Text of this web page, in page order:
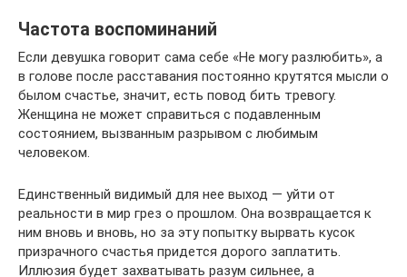
Частота воспоминаний
Если девушка говорит сама себе «Не могу разлюбить», а
в голове после расставания постоянно крутятся мысли о
былом счастье, значит, есть повод бить тревогу.
Женщина не может справиться с подавленным
состоянием, вызванным разрывом с любимым
человеком.
Единственный видимый для нее выход — уйти от
реальности в мир грез о прошлом. Она возвращается к
ним вновь и вновь, но за эту попытку вырвать кусок
призрачного счастья придется дорого заплатить.
Иллюзия будет захватывать разум сильнее, а